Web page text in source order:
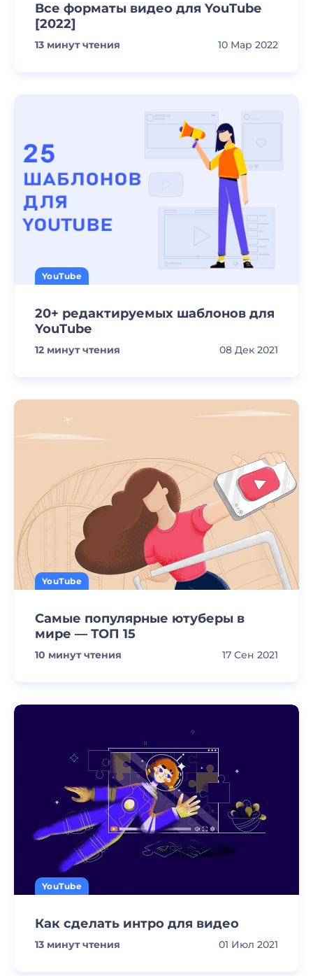
Все форматы видео для YouTube
[2022]
13 минут чтения 10 Мар 2022
YouTube
20+ редактируемых шаблонов для
YouTube
12 минут чтения 08 Дек 2021
YouTube
Самые популярные ютуберы в
мире — ТОП 15
10 минут чтения 17 Сен 2021
YouTube
Как сделать интро для видео
13 минут чтения 01 Июл 2021